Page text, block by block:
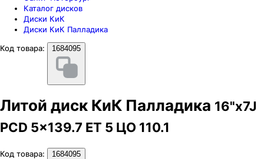
Каталог дисков
Диски КиК
Диски КиК Палладика
Код товара:
1684095
Литой диск КиК Палладика 16"x7J
PCD 5x139.7 ЕТ 5 ЦО 110.1
Код товара: 1684095